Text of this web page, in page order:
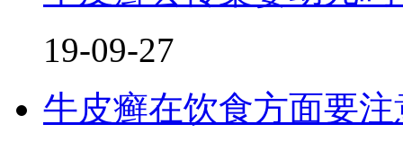
19-09-27
牛皮癣在饮食方面要